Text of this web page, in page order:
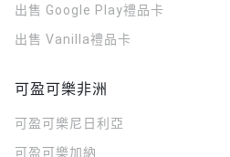
出售 Google Play禮品卡
出售 Vanilla禮品卡
可盈可樂非洲
可盈可樂 尼日利亞
可盈可樂加納